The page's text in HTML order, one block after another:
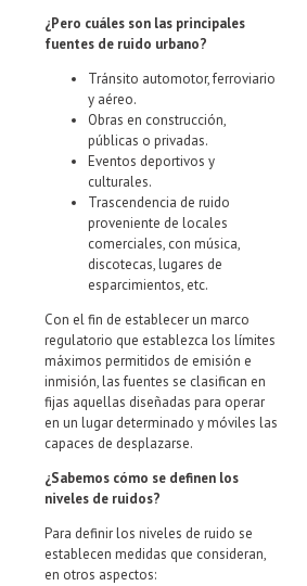
¿Pero cuáles son las principales
fuentes de ruido urbano?
Tránsito automotor, ferroviario
y aéreo.
Obras en construcción,
públicas o privadas.
Eventos deportivos y
culturales.
Trascendencia de ruido
proveniente de locales
comerciales, con música,
discotecas, lugares de
esparcimientos, etc.
Con el fin de establecer un marco
regulatorio que establezca los límites
máximos permitidos de emisión e
inmisión, las fuentes se clasifican en
fijas aquellas diseñadas para operar
en un lugar determinado y móviles las
capaces de desplazarse.
¿Sabemos cómo se definen los
niveles de ruidos?
Para definir los niveles de ruido se
establecen medidas que consideran,
en otros aspectos: